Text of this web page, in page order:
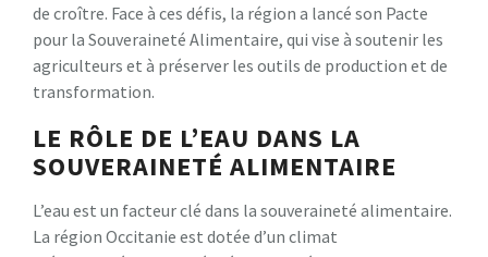
de croître. Face à ces défis, la région a lancé son Pacte
pour la Souveraineté Alimentaire, qui vise à soutenir les
agriculteurs et à préserver les outils de production et de
transformation.
LE RÔLE DE L’EAU DANS LA
SOUVERAINETÉ ALIMENTAIRE
L’eau est un facteur clé dans la souveraineté alimentaire.
La région Occitanie est dotée d’un climat